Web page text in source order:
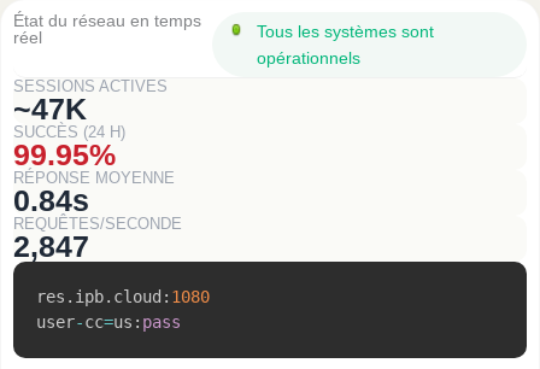
État du réseau en temps
réel
Tous les systèmes sont
opérationnels
SESSIONS ACTIVES
~47K
SUCCÈS (24 H)
99.95%
RÉPONSE MOYENNE
0.84s
REQUÊTES/SECONDE
2,847
res . ipb. cloud : 1080
user-cc=us : pass